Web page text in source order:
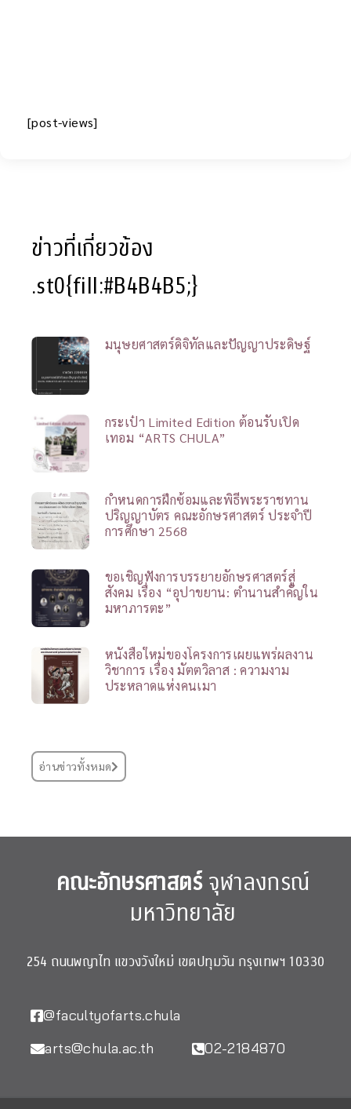
[post-views]
ข่าวที่เกี่ยวข้อง
.st0{fill:#B4B4B5;}
มนุษยศาสตร์ดิจิทัลและปัญญาประดิษฐ์
กระเป๋า Limited Edition ต้อนรับเปิด
เทอม “ARTS CHULA”
กำหนดการฝึกซ้อมและพิธีพระราชทาน
ปริญญาบัตร คณะอักษรศาสตร์ ประจำปี
การศึกษา 2568
ขอเชิญฟังการบรรยายอักษรศาสตร์สู่
สังคม เรื่อง “อุปาขยาน: ตำนานสำคัญใน
มหาภารตะ”
หนังสือใหม่ของโครงการเผยแพร่ผลงาน
วิชาการ เรื่อง มัตตวิลาส : ความงาม
ประหลาดแห่งคนเมา
อ่านข่าวทั้งหมด
คณะอักษรศาสตร์จุฬาลงกรณ์
มหาวิทยาลัย
254 ถนนพญาไท แขวงวังใหม่ เขตปทุมวัน กรุงเทพฯ 10330
@facultyofarts.chula
arts@chula.ac.th
02-2184870